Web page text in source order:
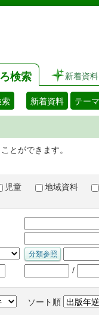
検索 新着資料
索 新着資料 テー
とができます。
児童
地域資料
/
ソート順